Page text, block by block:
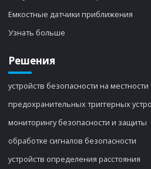
Емкостные датчики приближения
Узнать больше
Решения
устройств безопасности на местности
предохранительных триггерных
мониторингу безопасности и защиты
обработке сигналов безопасности
устройств определения расстояния